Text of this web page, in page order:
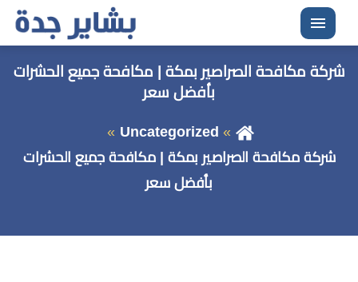
القائمة
شركة مكافحة الصراصير بمكة | مكافحة جميع الحشرات
بأفضل سعر
Uncategorized
شركة مكافحة الصراصير بمكة | مكافحة جميع الحشرات
بأفضل سعر